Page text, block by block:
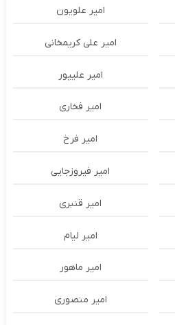
امیر علویون
امیر علی کریمخانی
امیر علیپور
امیر فخاری
امیر فرخ
امیر فیروزجایی
امیر قنبری
امیر لیام
امیر ماهور
امیر منصوری